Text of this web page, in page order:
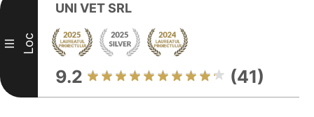
III Loc
UNI VET SRL
9.2 (41)